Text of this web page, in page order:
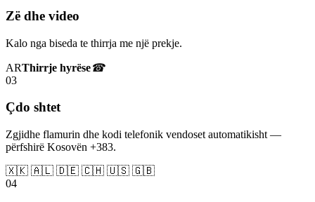
Zë dhe video
Kalo nga biseda te thirrja me një prekje.
ARThirrje hyrëse☎
03
Çdo shtet
Zgjidhe flamurin dhe kodi telefonik vendoset automatikisht —
përfshirë Kosovën +383.
🇽🇰 🇦🇱 🇩🇪 🇨🇭 🇺🇸 🇬🇧
04